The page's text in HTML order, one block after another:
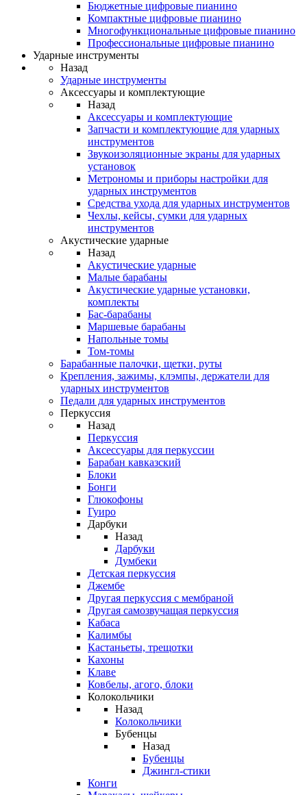
Бюджетные цифровые пианино
Компактные цифровые пианино
Многофункциональные цифровые пианино
Профессиональные цифровые пианино
Ударные инструменты
Назад
Ударные инструменты
Аксессуары и комплектующие
Назад
Аксессуары и комплектующие
Запчасти и комплектующие для ударных
инструментов
Звукоизоляционные экраны для ударных
установок
Метрономы и приборы настройки для
ударных инструментов
Средства ухода для ударных инструментов
Чехлы, кейсы, сумки для ударных
инструментов
Акустические ударные
Назад
Акустические ударные
Mалые барабаны
Акустические ударные установки,
комплекты
Бас-барабаны
Маршевые барабаны
Напольные томы
Том-томы
Барабанные палочки, щетки, руты
Крепления, зажимы, клэмпы, держатели для
ударных инструментов
Педали для ударных инструментов
Перкуссия
Назад
Перкуссия
Аксессуары для перкуссии
Барабан кавказский
Блоки
Бонги
Глюкофоны
Гуиро
Дарбуки
Назад
Дарбуки
Думбеки
Детская перкуссия
Джембе
Другая перкуссия с мембраной
Другая самозвучащая перкуссия
Кабаса
Калимбы
Кастаньеты, трещотки
Кахоны
Клаве
Ковбелы, агого, блоки
Колокольчики
Назад
Колокольчики
Бубенцы
Назад
Бубенцы
Джингл-стики
Конги